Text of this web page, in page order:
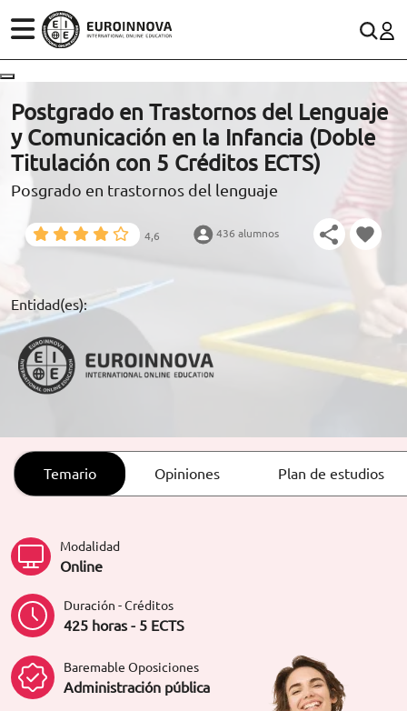
ÁREAS
ESTUDIOS
CONOCE EUROINNOVA
RECURSOS EDUCATIVOS
ARTÍCULOS
(+34)958 050 200(gratuito en España)
900 831 200
formacion@euroinnova.com
Postgrado en Trastornos del Lenguaje
y Comunicación en la Infancia (Doble
Titulación con 5 Créditos ECTS)
Posgrado en trastornos del lenguaje
4,6 436 alumnos
Entidad(es):
Temario Opiniones Plan de estudios
Modalidad
Online
Duración - Créditos
425 horas - 5 ECTS
Baremable Oposiciones
Administración pública